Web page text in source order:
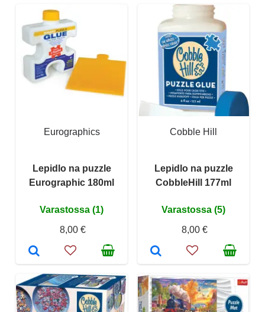
Eurographics
Lepidlo na puzzle
Eurographic 180ml
Varastossa (1)
8,00 €
Cobble Hill
Lepidlo na puzzle
CobbleHill 177ml
Varastossa (5)
8,00 €